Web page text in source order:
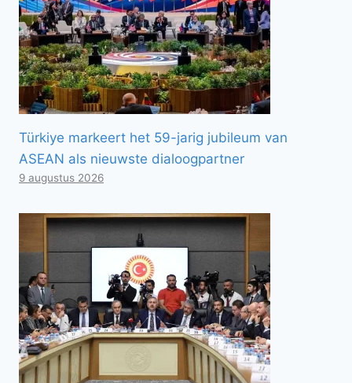
Türkiye markeert het 59-jarig jubileum van
ASEAN als nieuwste dialoogpartner
9 augustus 2026